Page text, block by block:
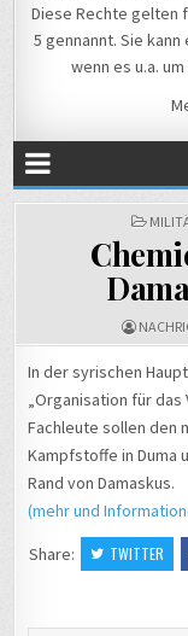
Diese Rechte gelten
5 gennannt. Sie
wenn es u.a.
In der syrischen
„Organisation für
Fachleute sollen den
Kampfstoffe in Duma
Rand von Damaskus.
(mehr und
Share:
TWITTER